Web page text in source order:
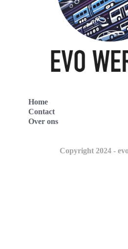
Home
Contact
Over ons
Copyright 2024 -